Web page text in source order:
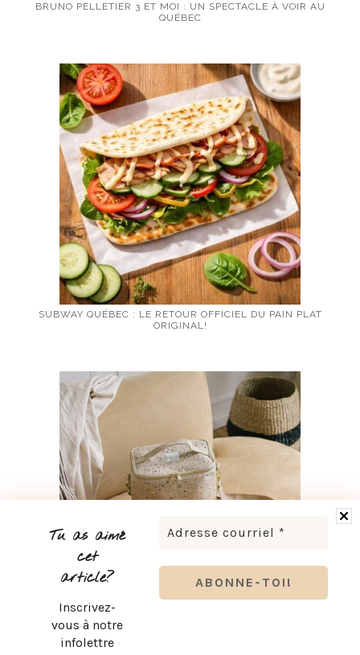
Tu as aimé
cet
article?
Inscrivez-
vous à notre
infolettre
BRUNO PELLETIER 3 ET MOI : UN SPECTACLE À VOIR AU
QUÉBEC
SUBWAY QUÉBEC : LE RETOUR OFFICIEL DU PAIN PLAT
ORIGINAL!
RENTRÉE SCOLAIRE : LES ESSENTIELS KOZY POUR SON